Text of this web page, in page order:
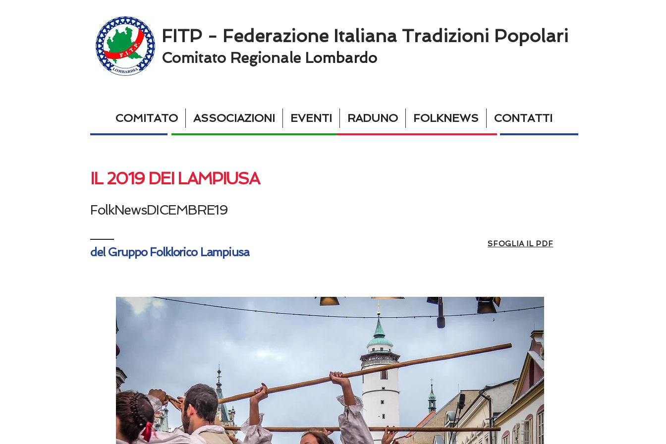
FITP - Federazione Italiana Tradizioni Popolari
Comitato Regionale Lombardo
COMITATO ASSOCIAZIONI EVENTI RADUNO FOLKNEWS CONTATTI
IL 2019 DEI LAMPIUSA
FolkNewsDICEMBRE19
del Gruppo Folklorico Lampiusa
SFOGLIA IL PDF